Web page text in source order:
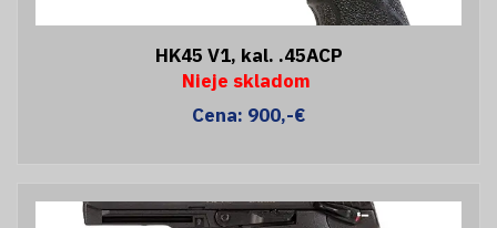
HK45 V1, kal. .45ACP
Nieje skladom
Cena: 900,-€